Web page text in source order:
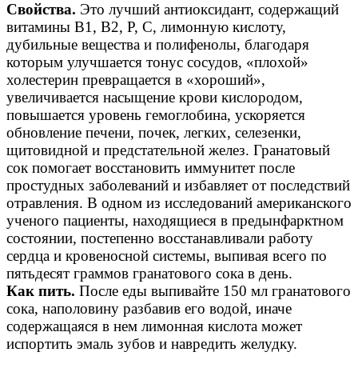
Свойства. Это лучший антиоксидант, содержащий
витамины В1, В2, Р, С, лимонную кислоту,
дубильные вещества и полифенолы, благодаря
которым улучшается тонус сосудов, «плохой»
холестерин превращается в «хороший»,
увеличивается насыщение крови кислородом,
повышается уровень гемоглобина, ускоряется
обновление печени, почек, легких, селезенки,
щитовидной и предстательной желез. Гранатовый
сок помогает восстановить иммунитет после
простудных заболеваний и избавляет от последствий
отравления. В одном из исследований американского
ученого пациенты, находящиеся в предынфарктном
состоянии, постепенно восстанавливали работу
сердца и кровеносной системы, выпивая всего по
пятьдесят граммов гранатового сока в день.
Как пить. После еды выпивайте 150 мл гранатового
сока, наполовину разбавив его водой, иначе
содержащаяся в нем лимонная кислота может
испортить эмаль зубов и навредить желудку.